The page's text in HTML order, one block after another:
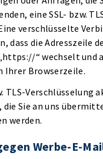
eine SSL- bzw.
verschlüsselte
dass die Adresszeile
“ wechselt und
Ihrer Browserzeile.
TLS-Verschlüsselung
die Sie an uns
werden.
Werbe-E-